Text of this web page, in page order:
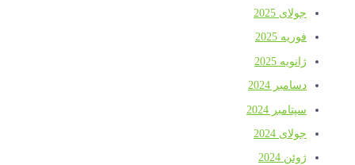
جولای 2025
فوریه 2025
ژانویه 2025
دسامبر 2024
سپتامبر 2024
جولای 2024
ژوئن 2024